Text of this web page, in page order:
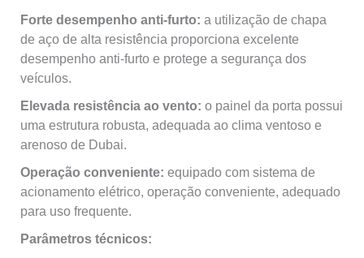
Forte desempenho anti‑furto: a utilização de chapa
de aço de alta resistência proporciona excelente
desempenho anti‑furto e protege a segurança dos
veículos.
Elevada resistência ao vento: o painel da porta possui
uma estrutura robusta, adequada ao clima ventoso e
arenoso de Dubai.
Operação conveniente: equipado com sistema de
acionamento elétrico, operação conveniente, adequado
para uso frequente.
Parâmetros técnicos: